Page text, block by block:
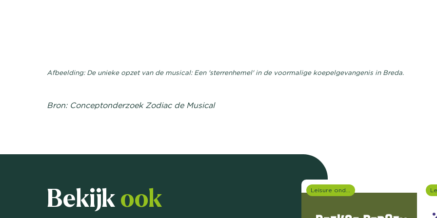
Afbeelding: De unieke opzet van de musical: Een 'sterrenhemel' in de voormalige koepelgevangenis in Breda.
Bron: Conceptonderzoek Zodiac de Musical
Bekijkook Leisure onderzoek